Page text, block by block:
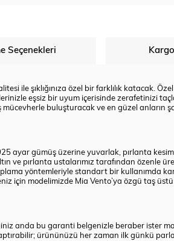
Seçenekleri
ile şıklığınıza özel bir farklılık katacak.
eşsiz bir uyum içerisinde zerafetinizi
mücevherle buluşturacak ve en güzel anların
ayar gümüş üzerine yuvarlak, pırlanta
ve pırlanta ustalarımız tarafından özenle
yöntemleriyle standart bir kullanımda
için modelimizde Mia Vento’ya özgü taş üstü
anda bu garanti belgenizle beraber ister
ürününüzü her zaman ilk günkü